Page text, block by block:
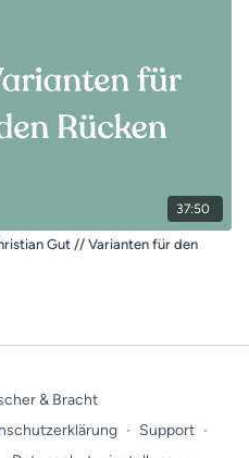
37:50
Gut // Varianten für den
& Bracht
∙ Support ∙